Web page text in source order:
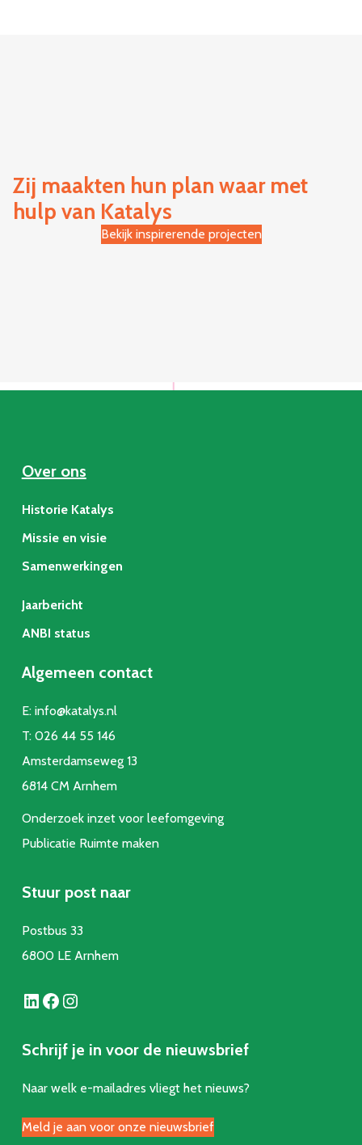
Zij maakten hun plan waar met
hulp van Katalys
Bekijk inspirerende projecten
Over ons
Historie Katalys
Missie en visie
Samenwerkingen
Jaarbericht
ANBI status
Algemeen contact
E: info@katalys.nl
T: 026 44 55 146
Amsterdamseweg 13
6814 CM Arnhem
Onderzoek inzet voor leefomgeving
Publicatie Ruimte maken
Stuur post naar
Postbus 33
6800 LE Arnhem
LinkedIn Facebook Instagram
Schrijf je in voor de nieuwsbrief
Naar welk e-mailadres vliegt het nieuws?
Meld je aan voor onze nieuwsbrief